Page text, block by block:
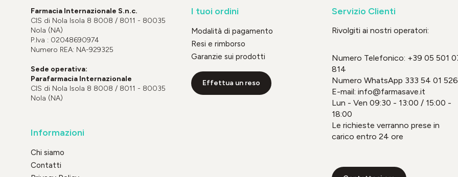
Farmacia Internazionale S.n.c.
CIS di Nola Isola 8 8008 / 8011 - 80035
Nola (NA)
P.Iva : 02048690974
Numero REA: NA-929325
Sede operativa:
Parafarmacia Internazionale
CIS di Nola Isola 8 8008 / 8011 - 80035
Nola (NA)
Informazioni
Chi siamo
Contatti
I tuoi ordini
Modalità di pagamento
Resi e rimborso
Garanzie sui prodotti
Effettua un reso
Servizio Clienti
Rivolgiti ai nostri operatori:
Numero Telefonico: +39 05 501
814
Numero WhatsApp 333 54 01 526
E-mail: info@farmasave.it
Lun - Ven 09:30 - 13:00 / 15:00 -
18:00
Le richieste verranno prese in
carico entro 24 ore